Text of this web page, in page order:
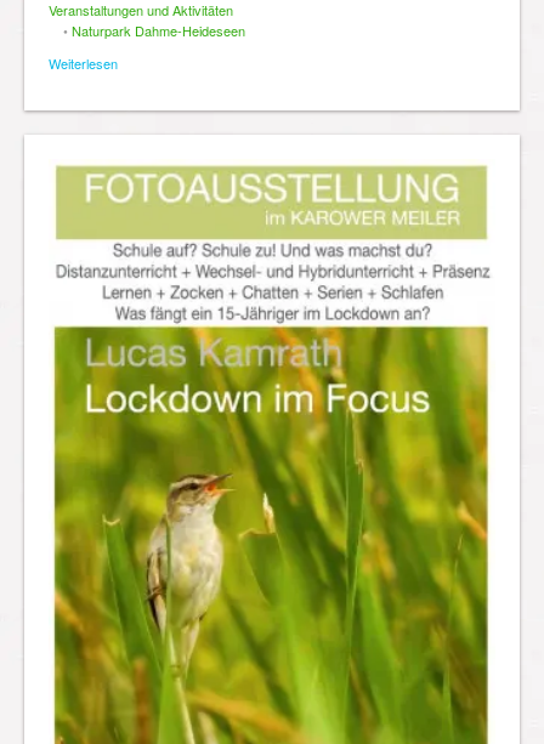
Veranstaltungen und Aktivitäten
• Naturpark Dahme-Heideseen
Weiterlesen